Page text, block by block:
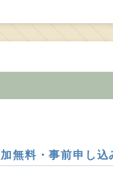
無料・事前申し込